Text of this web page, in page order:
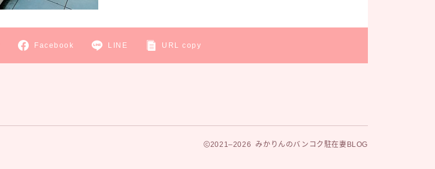
Facebook LINE URL copy
2021–2026 みかりんのバンコク駐在妻BLOG